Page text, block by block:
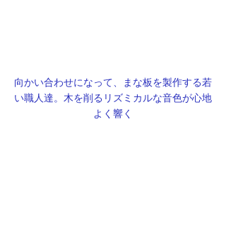
向かい合わせになって、まな板を製作する若
い職人達。木を削るリズミカルな音色が心地
よく響く